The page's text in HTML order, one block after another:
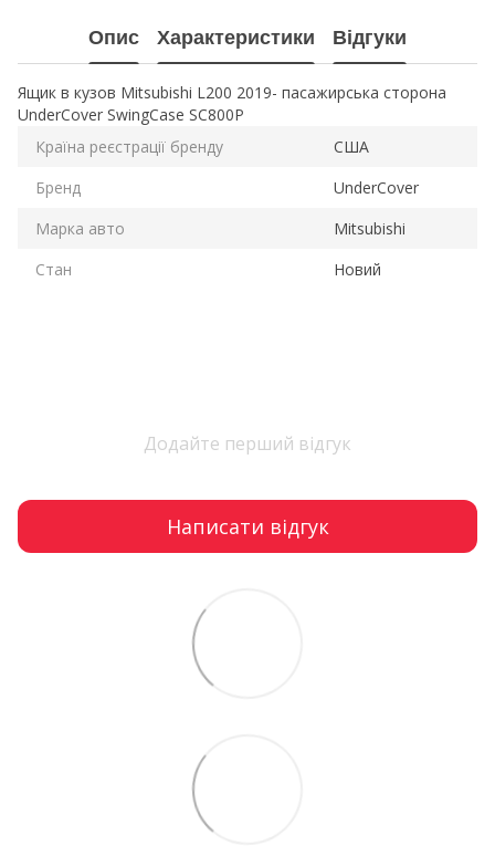
Опис Характеристики Відгуки
Ящик в кузов Mitsubishi L200 2019- пасажирська сторона
UnderCover SwingCase SC800P
Країна реєстрації бренду
США
Бренд
UnderCover
Марка авто
Mitsubishi
Стан
Новий
Додайте перший відгук
Написати відгук